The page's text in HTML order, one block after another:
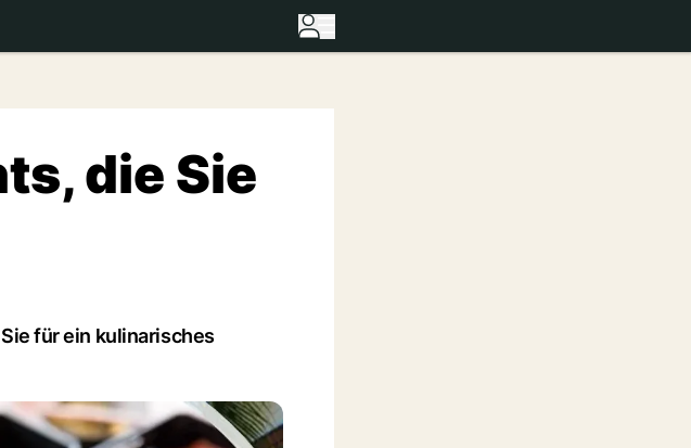
die Sie
für ein kulinarisches